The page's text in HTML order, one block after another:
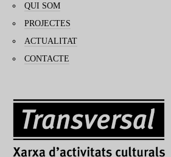
QUI SOM
PROJECTES
ACTUALITAT
CONTACTE